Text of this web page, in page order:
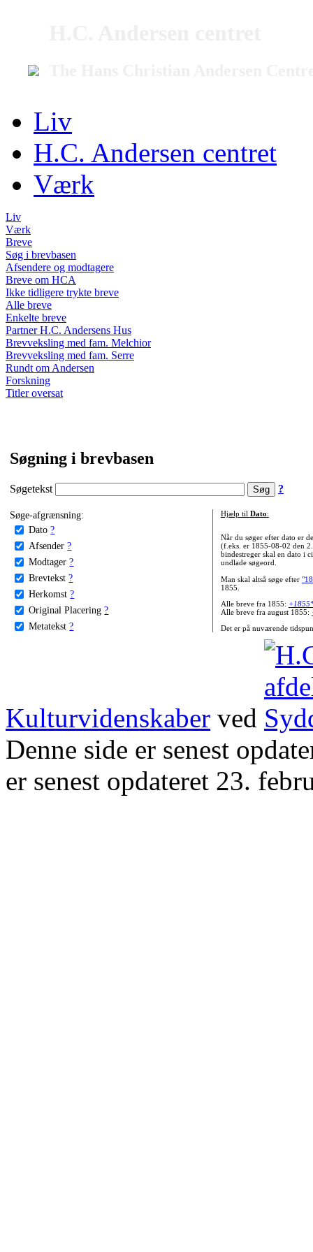
Liv
H.C. Andersen centret
Værk
Liv
Værk
Breve
Søg i brevbasen
Afsendere og modtagere
Breve om HCA
Ikke tidligere trykte breve
Alle breve
Enkelte breve
Partner H.C. Andersens Hus
Brevveksling med fam. Melchior
Brevveksling med fam. Serre
Rundt om Andersen
Forskning
Titler oversat
Søgning i brevbasen
Søgetekst ?
Søge-afgrænsning:
Dato ?
Afsender ?
Modtager ?
Brevtekst ?
Herkomst ?
Original Placering ?
Metatekst ?
Hjælp til Dato:
Når du søger efter dato er
(f.eks. er 1855-08-02 den
bindestreger skal en dato i
undlade søgeord.
Man skal altså søge efter
1855.
Alle breve fra 1855:
Alle breve fra august 1855:
Det er på nuværende
Kulturvidenskaber ved
Denne side er senest
er senest opdateret 23.